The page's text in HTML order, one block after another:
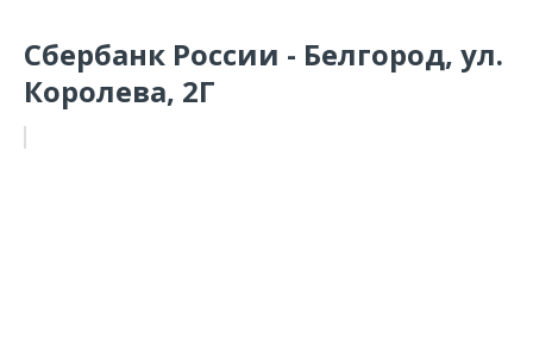
Сбербанк России - Белгород, ул.
Королева, 2Г